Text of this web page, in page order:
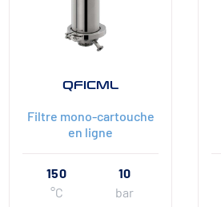
QFICML
Filtre mono-cartouche
en ligne
150
°C
10
bar